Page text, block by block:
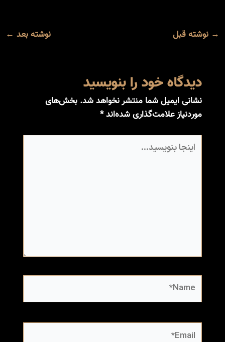
→ نوشته قبل نوشته بعد ←
دیدگاه‌ خود را بنویسید
نشانی ایمیل شما منتشر نخواهد شد. بخش‌های
موردنیاز علامت‌گذاری شده‌اند*
اینجا
بنویسید…